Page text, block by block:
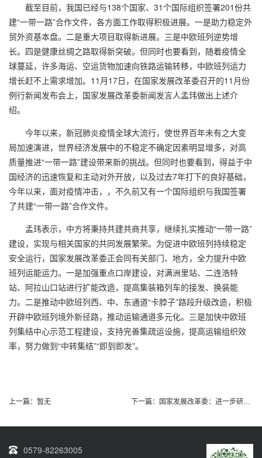
截至目前，我国已经与138个国家、31个国际组织签署201份共
建“一带一路”合作文件，各方面工作取得积极进展。一是助力稳定外
贸外资基本盘。二是重大项目取得新进展。三是中欧班列逆势增
长。四是健康丝绸之路取得新突破。但同时也要看到，随着疫情全
球蔓延，许多海运、空运货物加速向铁路运输转移，中欧班列运力
增长赶不上需求增加。11月17日，在国家发展改革委召开的11月份
例行新闻发布会上，国家发展改革委新闻发言人孟玮做出上述介
绍。
今年以来，新冠肺炎疫情全球大流行，使世界百年未有之大变
局加速演进，世界经济发展中的不稳定不确定因素明显增多，对高
质量推进“一带一路”建设带来新的挑战。但同时也要看到，得益于中
国经济的迅速恢复和主动对外开放，以及过去7年打下的良好基础，
今年以来，面对疫情冲击，，不久前又有一个国际组织与我国签署
了共建“一带一路”合作文件。
孟玮表示，中方将秉持共建共商共享，继续扎实推动“一带一路”
建设，实现与相关国家的共同发展繁荣。为促进中欧班列持续稳定
安全运行，国家发展改革委正会同有关部门、地方，全力提升中欧
班列运能运力。一是加强重点口岸建设，对满洲里站、二连浩特
站、阿拉山口站进行扩能改造，提高集装箱列车的接发、换装能
力。二是推动中欧班列西、中、东通道“卡脖子”路段升级改造，积极
开辟中欧班列境外新径路，推动运输通道多元化。三是加快中欧班
列集结中心示范工程建设，支持完善集疏运设施，提高运输组织效
率，努力做到“中转集结”“即到即发”。
上一篇： 暂无 下一篇： 国家发展改革委：进一步研究出台促进服务消费
0579-82263005